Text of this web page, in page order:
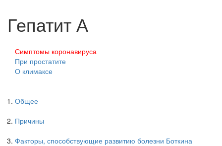
Гепатит А
Симптомы коронавируса
При простатите
О климаксе
Общее
Причины
Факторы, способствующие развитию болезни Боткина